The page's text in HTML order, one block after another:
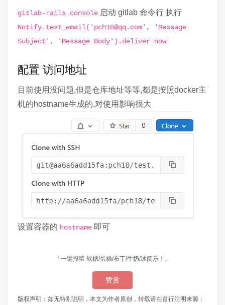
gitlab-rails console 启动 gitlab 命令行 执行
Notify.test_email('pch18@qq.com', 'Message
Subject', 'Message Body').deliver_now
配置 访问地址
目前使用没问题,但是仓库地址等等,都是按照docker主
机的hostname生成的,对使用影响很大
设置容器的 hostname 即可
「一键投喂 软糖/蛋糕/布丁/牛奶/冰阔乐！」
赞赏
版权声明：如无特别说明，本文为作者原创，转载请在首行注明来源：